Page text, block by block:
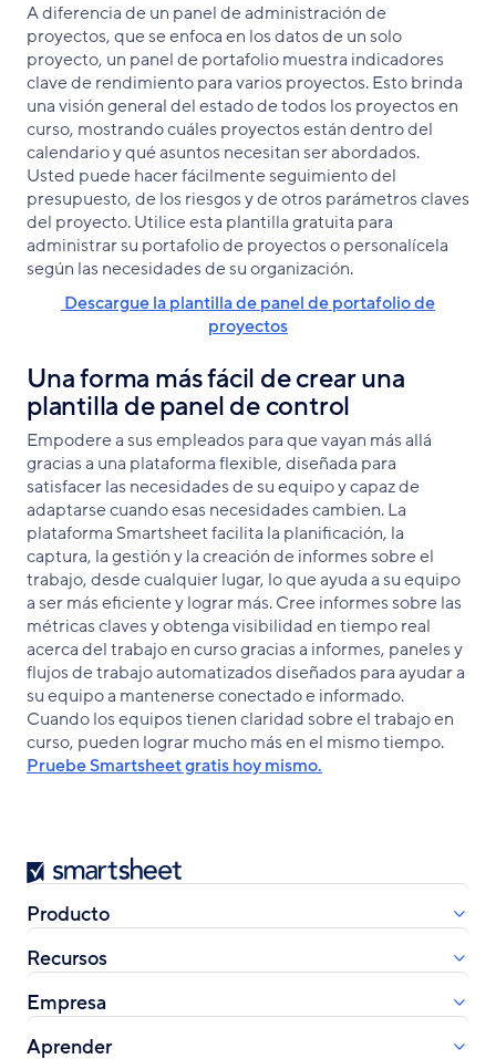
A diferencia de un panel de administración de
proyectos, que se enfoca en los datos de un solo
proyecto, un panel de portafolio muestra indicadores
clave de rendimiento para varios proyectos. Esto brinda
una visión general del estado de todos los proyectos en
curso, mostrando cuáles proyectos están dentro del
calendario y qué asuntos necesitan ser abordados.
Usted puede hacer fácilmente seguimiento del
presupuesto, de los riesgos y de otros parámetros claves
del proyecto. Utilice esta plantilla gratuita para
administrar su portafolio de proyectos o personalícela
según las necesidades de su organización.
Descargue la plantilla de panel de portafolio de
proyectos
Una forma más fácil de crear una
plantilla de panel de control
Empodere a sus empleados para que vayan más allá
gracias a una plataforma flexible, diseñada para
satisfacer las necesidades de su equipo y capaz de
adaptarse cuando esas necesidades cambien. La
plataforma Smartsheet facilita la planificación, la
captura, la gestión y la creación de informes sobre el
trabajo, desde cualquier lugar, lo que ayuda a su equipo
a ser más eficiente y lograr más. Cree informes sobre las
métricas claves y obtenga visibilidad en tiempo real
acerca del trabajo en curso gracias a informes, paneles y
flujos de trabajo automatizados diseñados para ayudar a
su equipo a mantenerse conectado e informado.
Cuando los equipos tienen claridad sobre el trabajo en
curso, pueden lograr mucho más en el mismo tiempo.
Pruebe Smartsheet gratis hoy mismo.
Smartsheet
Producto
Recursos
Empresa
Aprender